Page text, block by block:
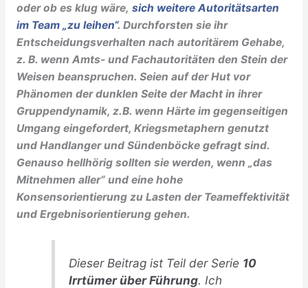
oder ob es klug wäre, sich weitere Autoritätsarten
im Team „zu leihen“. Durchforsten sie ihr
Entscheidungsverhalten nach autoritärem Gehabe,
z. B. wenn Amts- und Fachautoritäten den Stein der
Weisen beanspruchen. Seien auf der Hut vor
Phänomen der dunklen Seite der Macht in ihrer
Gruppendynamik, z.B. wenn Härte im gegenseitigen
Umgang eingefordert, Kriegsmetaphern genutzt
und Handlanger und Sündenböcke gefragt sind.
Genauso hellhörig sollten sie werden, wenn „das
Mitnehmen aller“ und eine hohe
Konsensorientierung zu Lasten der Teameffektivität
und Ergebnisorientierung gehen.
Dieser Beitrag ist Teil der Serie 10
Irrtümer über Führung. Ich